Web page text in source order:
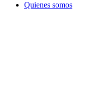
Quienes somos